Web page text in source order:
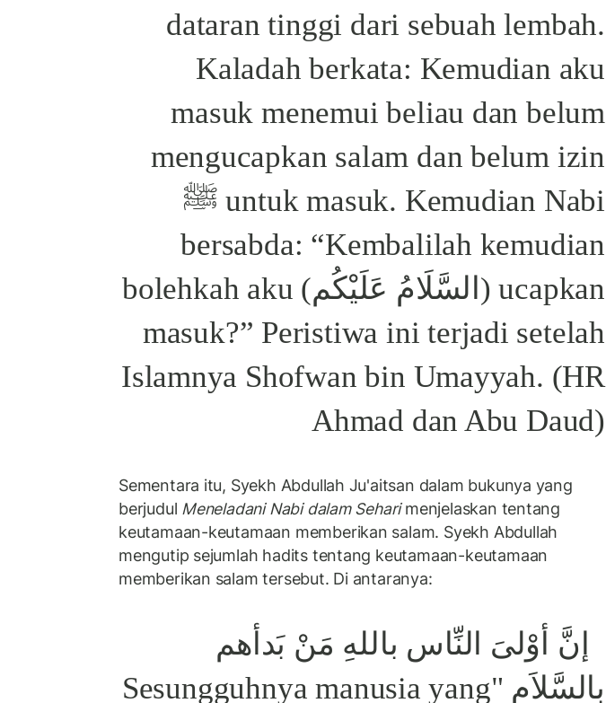
dataran tinggi dari sebuah lembah.
Kaladah berkata: Kemudian aku
masuk menemui beliau dan belum
mengucapkan salam dan belum izin
untuk masuk. Kemudian Nabi ﷺ
bersabda: “Kembalilah kemudian
ucapkan (السَّلَامُ عَلَيْكُم) bolehkah aku
masuk?” Peristiwa ini terjadi setelah
Islamnya Shofwan bin Umayyah. (HR
Ahmad dan Abu Daud)
Sementara itu, Syekh Abdullah Ju'aitsan dalam bukunya yang
berjudul Meneladani Nabi dalam Seharimenjelaskan tentang
keutamaan-keutamaan memberikan salam. Syekh Abdullah
mengutip sejumlah hadits tentang keutamaan-keutamaan
memberikan salam tersebut. Di antaranya:
إنَّ أوْلىَ النِّاس باللهِ مَنْ بَدأهم
بالسَّلاَم "Sesungguhnya manusia yang